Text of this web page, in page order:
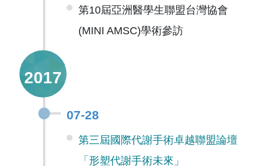
第10屆亞洲醫學生聯盟台灣協會
(MINI AMSC)學術參訪
2017
07-28
第三屆國際代謝手術卓越聯盟論壇
「形塑代謝手術未來」